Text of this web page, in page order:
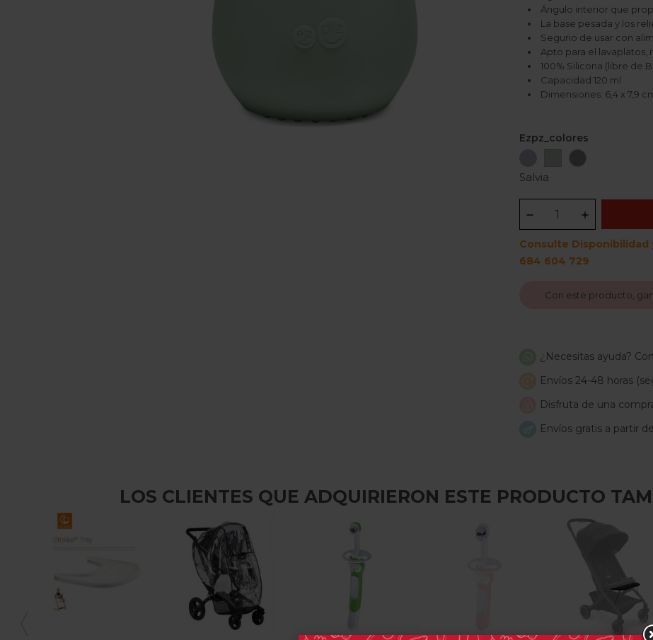
Ángulo interior que
La base pesada y los
Segurio de usar con
Apto para el lavaplatos,
100% Silicona (libre de
Capacidad 120 ml
Dimensiones: 6,4 x 7,9
Ezpz_colores
Claro
SalviaGris
Salvia
Consulte Disponibilidad
684 604 729
Con este producto,
¿Necesitas ayuda?
Envíos 24-48 horas
Disfruta de una
Envíos gratis a partir
LOS CLIENTES QUE ADQUIRIERON ESTE PRODUCTO